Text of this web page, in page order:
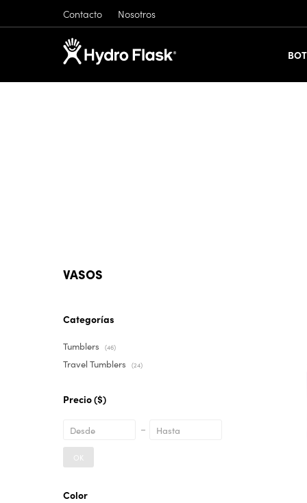
Contacto Nosotros
VASOS
Categorías
Tumblers (46)
Travel Tumblers (24)
Precio($)
OK
Color